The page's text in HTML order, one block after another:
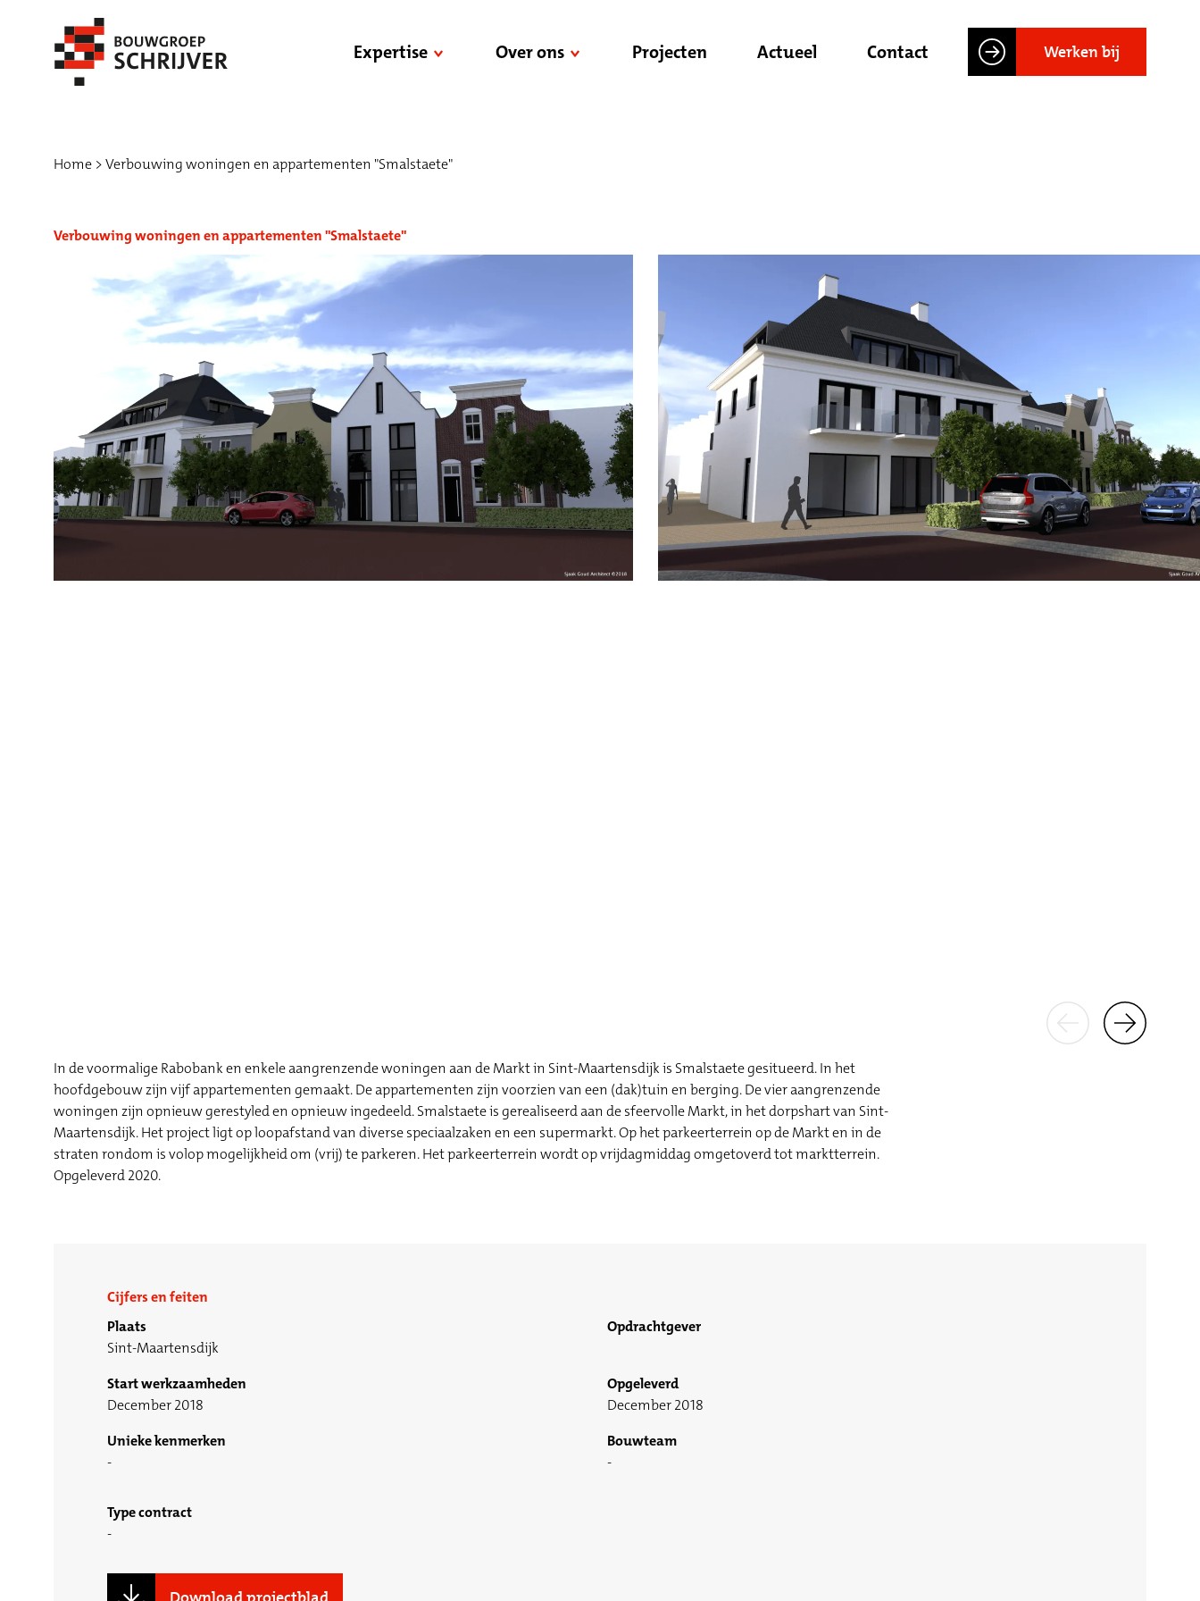
Expertise Over ons Projecten Actueel Contact Werken bij
Home Verbouwing woningen en appartementen "Smalstaete"
Verbouwing woningen en appartementen "Smalstaete"
In de voormalige Rabobank en enkele aangrenzende woningen aan de Markt in Sint-Maartensdijk is Smalstaete gesitueerd. In het
hoofdgebouw zijn vijf appartementen gemaakt. De appartementen zijn voorzien van een (dak)tuin en berging. De vier aangrenzende
woningen zijn opnieuw gerestyled en opnieuw ingedeeld. Smalstaete is gerealiseerd aan de sfeervolle Markt, in het dorpshart van Sint-
Maartensdijk. Het project ligt op loopafstand van diverse speciaalzaken en een supermarkt. Op het parkeerterrein op de Markt en in de
straten rondom is volop mogelijkheid om (vrij) te parkeren. Het parkeerterrein wordt op vrijdagmiddag omgetoverd tot marktterrein.
Opgeleverd 2020.
Cijfers en feiten
Plaats
Sint-Maartensdijk
Opdrachtgever
Start werkzaamheden
December 2018
Opgeleverd
December 2018
Unieke kenmerken
Bouwteam
Type contract